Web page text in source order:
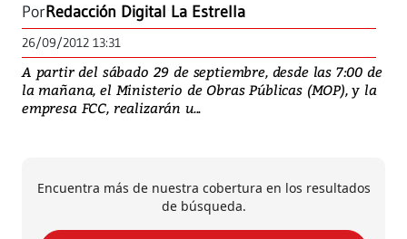
PorRedacción Digital La Estrella
26/09/2012 13:31
A partir del sábado 29 de septiembre, desde las 7:00 de
la mañana, el Ministerio de Obras Públicas (MOP), y la
empresa FCC, realizarán u...
Encuentra más de nuestra cobertura en los resultados
de búsqueda.